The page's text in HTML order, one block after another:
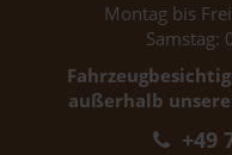
Montag bis
Samstag:
außerhalb
+49